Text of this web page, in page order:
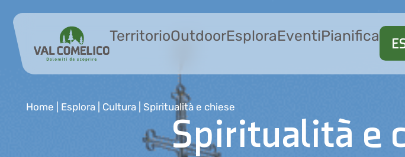
TerritorioOutdoorEsploraEventiPianifica
Home Esplora| Cultura| Spiritualità e chiese
Spiritualità e